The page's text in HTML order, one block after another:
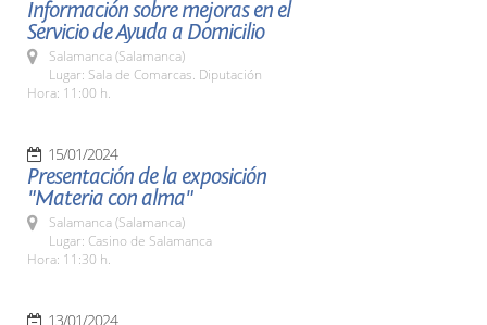
Información sobre mejoras en el
Servicio de Ayuda a Domicilio
Salamanca (Salamanca)
Lugar: Sala de Comarcas. Diputación
Hora: 11:00 h.
15/01/2024
Presentación de la exposición
"Materia con alma"
Salamanca (Salamanca)
Lugar: Casino de Salamanca
Hora: 11:30 h.
13/01/2024